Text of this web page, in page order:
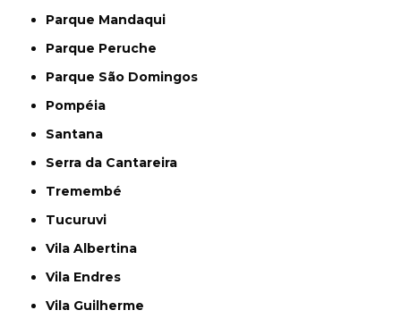
Parque Mandaqui
Parque Peruche
Parque São Domingos
Pompéia
Santana
Serra da Cantareira
Tremembé
Tucuruvi
Vila Albertina
Vila Endres
Vila Guilherme